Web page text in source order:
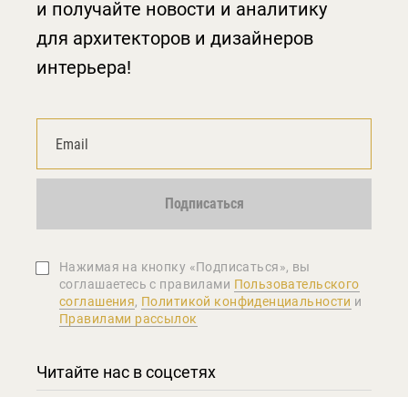
и получайте новости и аналитику
для архитекторов и дизайнеров
интерьера!
Подписаться
Нажимая на кнопку «Подписаться», вы
соглашаетеcь с правилами Пользовательского
соглашения, Политикой конфиденциальности и
Правилами рассылок
Читайте нас в соцсетях